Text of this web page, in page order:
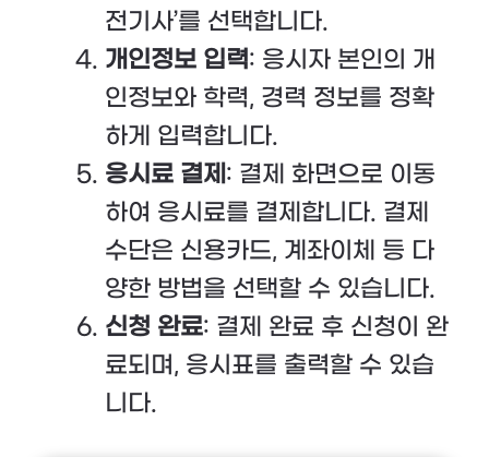
전기사’를 선택합니다.
개인정보 입력: 응시자 본인의 개
인정보와 학력, 경력 정보를 정확
하게 입력합니다.
응시료 결제 : 결제 화면으로 이동
하여 응시료를 결제합니다. 결제
수단은 신용카드, 계좌이체 등 다
양한 방법을 선택할 수 있습니다.
신청 완료: 결제 완료 후 신청이 완
료되며, 응시표를 출력할 수 있습
니다.